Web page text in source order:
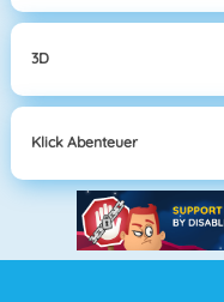
3D
Klick Abenteuer